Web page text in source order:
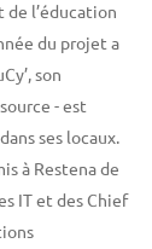
l’éducation
du projet a
son
- est
ses locaux.
à Restena de
IT et des Chief